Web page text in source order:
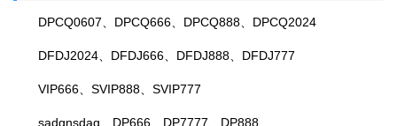
DPCQ0607、DPCQ666、DPCQ888、DPCQ2024
DFDJ2024、DFDJ666、DFDJ888、DFDJ777
VIP666、SVIP888、SVIP777
sadgnsdag、DP666、DP7777、DP888